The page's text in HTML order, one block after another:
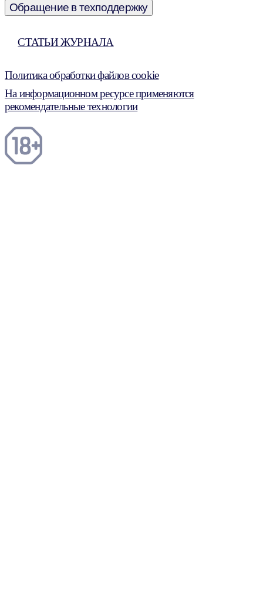
Обращение в техподдержку
СТАТЬИ ЖУРНАЛА
Политика обработки файлов cookie
На информационном ресурсе применяются
рекомендательные технологии